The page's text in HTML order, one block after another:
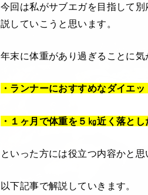
今回は私がサブエガを目指して
説していこうと思います。
年末に体重があり過ぎることに
・ランナーにおすすめなダイエ
・１ヶ月で体重を５㎏近く落とし
といった方には役立つ内容かと思
以下記事で解説していきます。